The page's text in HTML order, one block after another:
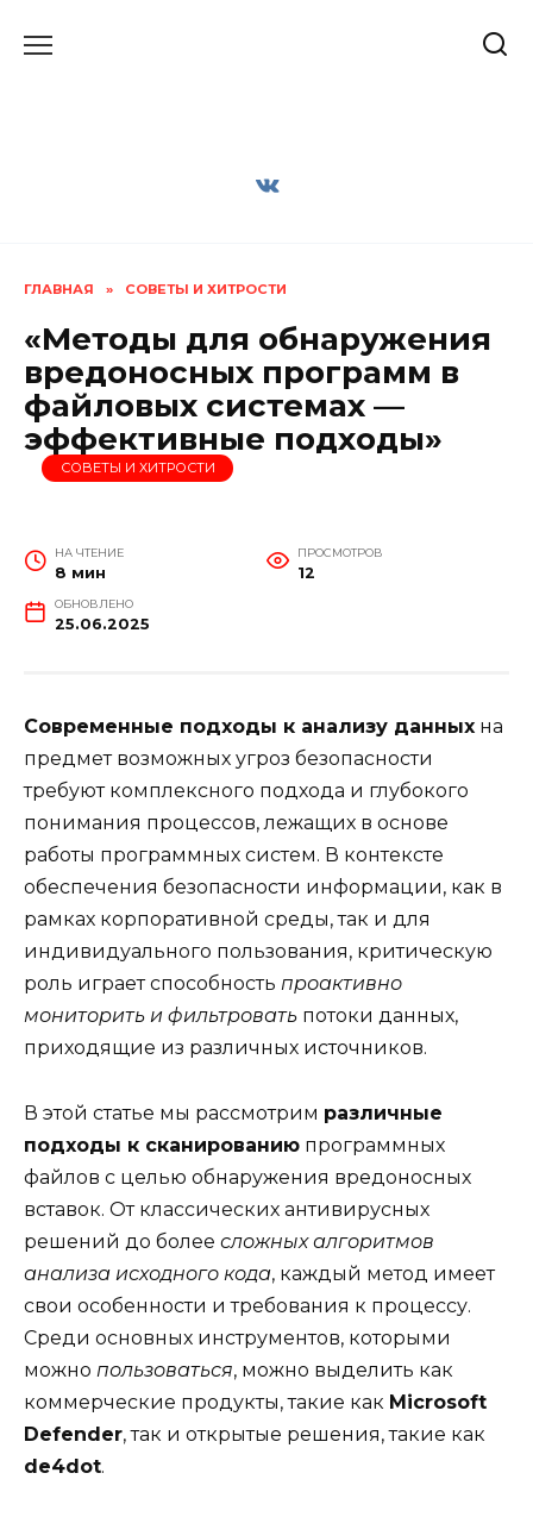
ГЛАВНАЯ » СОВЕТЫ И ХИТРОСТИ
«Методы для обнаружения
вредоносных программ в
файловых системах —
эффективные подходы»
СОВЕТЫ И ХИТРОСТИ
НА ЧТЕНИЕ
8 мин
ПРОСМОТРОВ
12
ОБНОВЛЕНО
25.06.2025
Современные подходы к анализу данных на
предмет возможных угроз безопасности
требуют комплексного подхода и глубокого
понимания процессов, лежащих в основе
работы программных систем. В контексте
обеспечения безопасности информации, как в
рамках корпоративной среды, так и для
индивидуального пользования, критическую
роль играет способность проактивно
мониторить и фильтровать потоки данных,
приходящие из различных источников.
В этой статье мы рассмотрим различные
подходы к сканированию программных
файлов с целью обнаружения вредоносных
вставок. От классических антивирусных
решений до более сложных алгоритмов
анализа исходного кода, каждый метод имеет
свои особенности и требования к процессу.
Среди основных инструментов, которыми
можно пользоваться, можно выделить как
коммерческие продукты, такие как Microsoft
Defender, так и открытые решения, такие как
de4dot.